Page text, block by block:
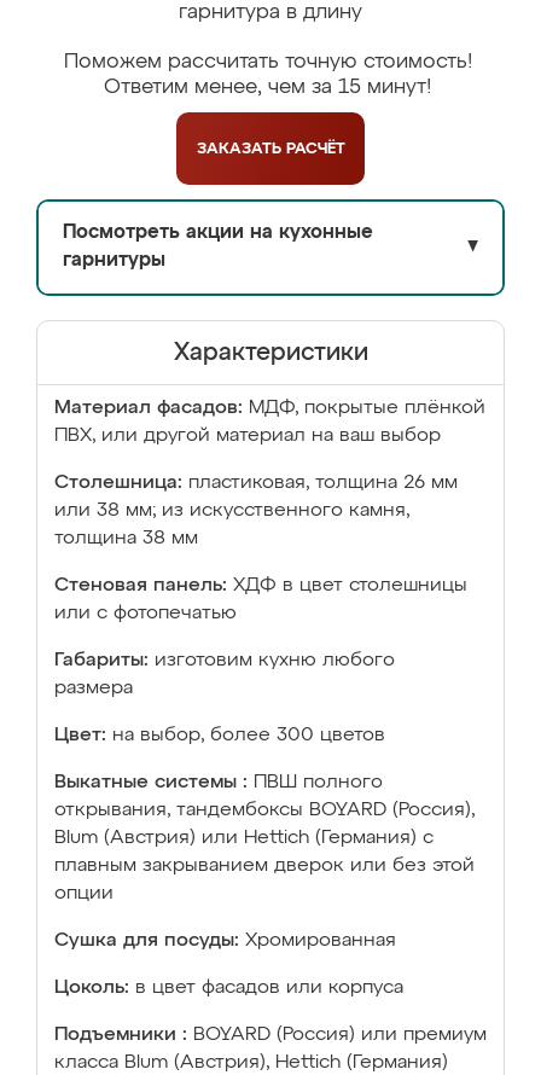
гарнитура в длину
Поможем рассчитать точную стоимость!
Ответим менее, чем за 15 минут!
ЗАКАЗАТЬ РАСЧЁТ
Посмотреть акции на кухонные
гарнитуры
▼
Характеристики
Материал фасадов: МДФ, покрытые плёнкой
ПВХ, или другой материал на ваш выбор
Столешница: пластиковая, толщина 26 мм
или 38 мм; из искусственного камня,
толщина 38 мм
Стеновая панель: ХДФ в цвет столешницы
или с фотопечатью
Габариты: изготовим кухню любого
размера
Цвет: на выбор, более 300 цветов
Выкатные системы :
ПВШ полного
открывания, тандембоксы BOYARD (Россия),
Blum (Австрия) или Hettich (Германия) с
плавным закрыванием дверок или без этой
опции
Сушка для посуды: Хромированная
Цоколь: в цвет фасадов или корпуса
Подъемники : BOYARD (Россия) или премиум
класса Blum (Австрия), Hettich (Германия)